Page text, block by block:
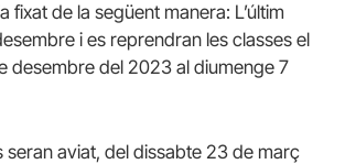
de la següent manera: L’últim
i es reprendran les classes el
desembre del 2023 al diumenge 7
aviat, del dissabte 23 de març